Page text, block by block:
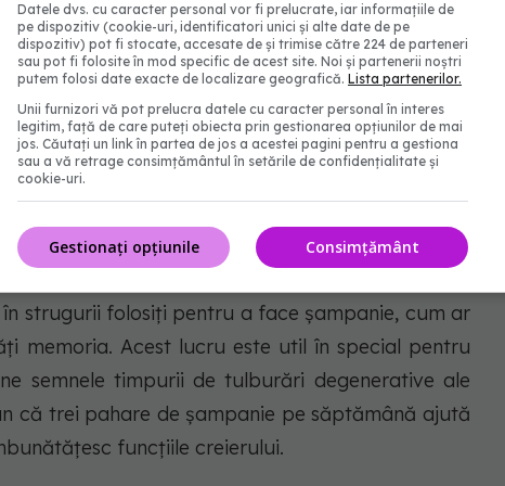
ele. În timp ce împărtășesc multe asemănări,
calorii, oferind 80 pe pahar în comparație cu
înseamnă că șampania este mai bună pentru
strugurii folosiți pentru a face șampanie, cum ar
memoria. Acest lucru este util în special pentru
semnele timpurii de tulburări degenerative ale
că trei pahare de șampanie pe săptămână ajută
funcțiile creierului.
Datele dvs. cu caracter personal vor fi prelucrate, iar informațiile de
pe dispozitiv (cookie-uri, identificatori unici și alte date de pe
dispozitiv) pot fi stocate, accesate de și trimise către 224 de parteneri
sau pot fi folosite în mod specific de acest site. Noi și partenerii noștri
putem folosi date exacte de localizare geografică. Lista partenerilor.
Unii furnizori vă pot prelucra datele cu caracter personal în interes
legitim, față de care puteți obiecta prin gestionarea opțiunilor de mai
jos. Căutați un link în partea de jos a acestei pagini pentru a gestiona
sau a vă retrage consimțământul în setările de confidențialitate și
cookie-uri.
Consimțământ
Gestionați opțiunile